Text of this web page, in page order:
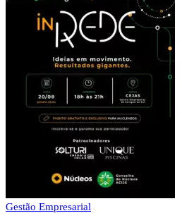
Gestão Empresarial